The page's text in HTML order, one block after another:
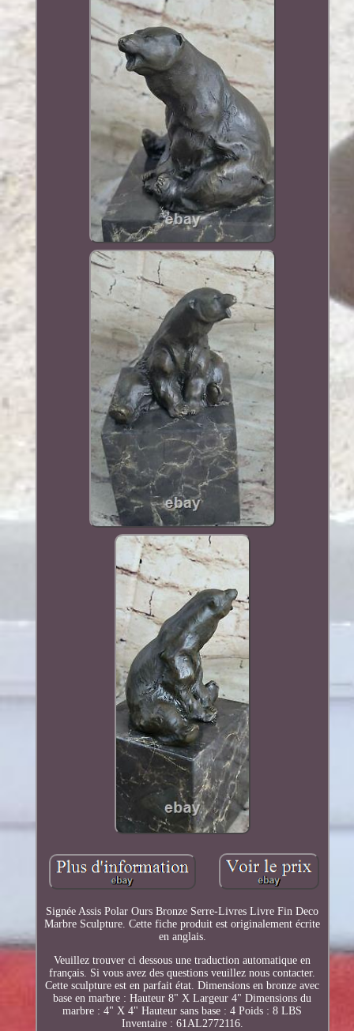
Signée Assis Polar Ours Bronze Serre-Livres Livre Fin Deco
Marbre Sculpture. Cette fiche produit est originalement écrite
en anglais.
Veuillez trouver ci dessous une traduction automatique en
français. Si vous avez des questions veuillez nous contacter.
Cette sculpture est en parfait état. Dimensions en bronze avec
base en marbre : Hauteur 8" X Largeur 4" Dimensions du
marbre : 4" X 4" Hauteur sans base : 4 Poids : 8 LBS
Inventaire : 61AL2772116.